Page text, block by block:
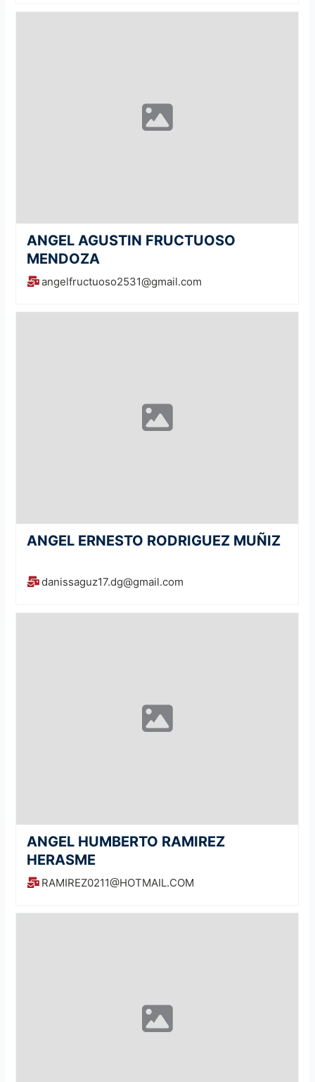
ANGEL AGUSTIN FRUCTUOSO
MENDOZA
angelfructuoso2531@gmail.com
ANGEL ERNESTO RODRIGUEZ MUÑIZ
danissaguz17.dg@gmail.com
ANGEL HUMBERTO RAMIREZ
HERASME
RAMIREZ0211@HOTMAIL.COM